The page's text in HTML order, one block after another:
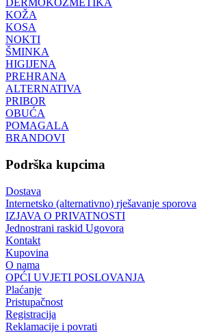
DERMOKOZMETIKA
KOŽA
KOSA
NOKTI
ŠMINKA
HIGIJENA
PREHRANA
ALTERNATIVA
PRIBOR
OBUĆA
POMAGALA
BRANDOVI
Podrška kupcima
Dostava
Internetsko (alternativno) rješavanje sporova
IZJAVA O PRIVATNOSTI
Jednostrani raskid Ugovora
Kontakt
Kupovina
O nama
OPĆI UVJETI POSLOVANJA
Plaćanje
Pristupačnost
Registracija
Reklamacije i povrati